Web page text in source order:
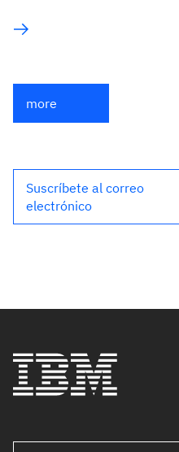
more
Suscríbete al correo
electrónico